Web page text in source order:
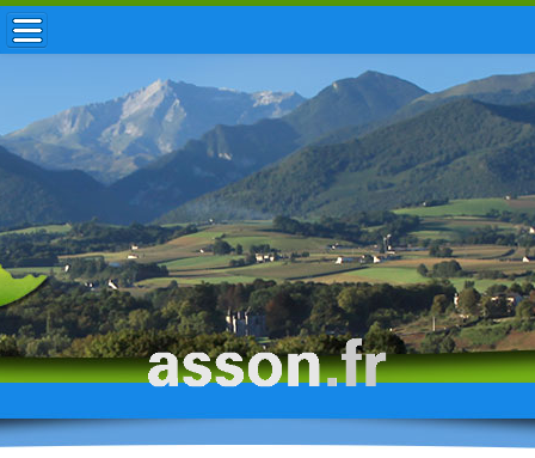
ACCUEIL / INFOS
MUNICIPALITÉ
VIE LOCALE
ENFANCE
TOURISME
HISTOIRE